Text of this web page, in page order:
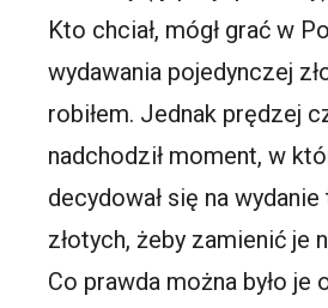
Kto chciał, mógł grać w
wydawania pojedynczej
robiłem. Jednak prędzej
nadchodził moment, w
decydował się na
złotych, żeby zamienić je
Co prawda można było je